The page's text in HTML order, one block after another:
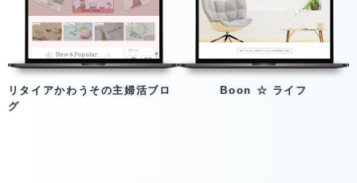
リタイアかわうその主婦活ブロ
グ
Boon ☆ ライフ